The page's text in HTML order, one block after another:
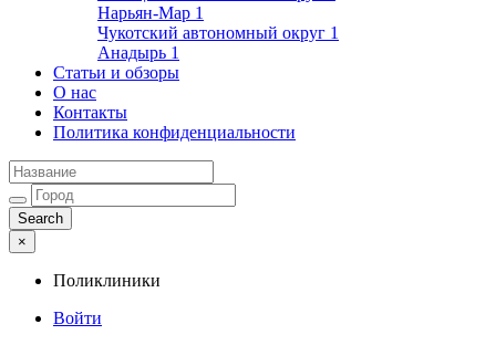
Нарьян-Мар 1
Чукотский автономный округ 1
Анадырь 1
Статьи и обзоры
О нас
Контакты
Политика конфиденциальности
×
Поликлиники
Войти